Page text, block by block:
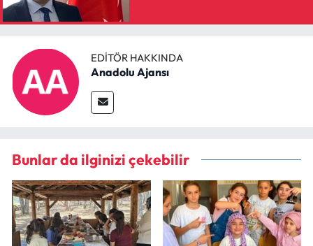
EDITÖR HAKKINDA
Anadolu Ajansı
Bunlar da ilginizi çekebilir